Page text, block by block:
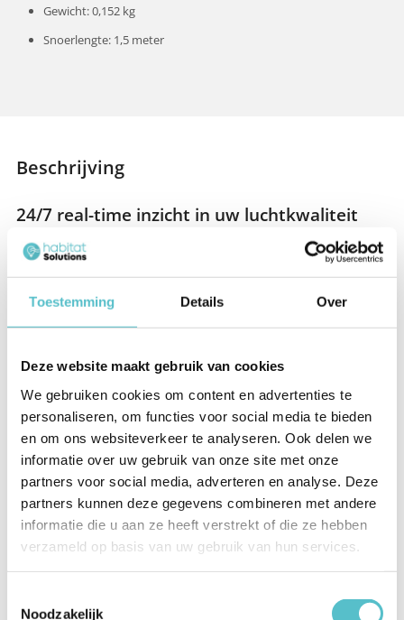
Toestemming Details Over
Deze website maakt gebruik van cookies
We gebruiken cookies om content en advertenties te
personaliseren, om functies voor social media te bieden
en om ons websiteverkeer te analyseren. Ook delen we
informatie over uw gebruik van onze site met onze
partners voor social media, adverteren en analyse. Deze
partners kunnen deze gegevens combineren met andere
informatie die u aan ze heeft verstrekt of die ze hebben
verzameld op basis van uw gebruik van hun services.
Noodzakelijk
Gewicht: 0,152 kg
Snoerlengte: 1,5 meter
Beschrijving
24/7 real-time inzicht in uw luchtkwaliteit
met de Aeros app
inzicht in de luchtkwaliteit. Via een eenvoudige QR-koppeling leest u
direct alle meetgegevens van de Aeros Pro fijnstofmeter uit. Ontvang
Vergelijk eenvoudig verschillende ruimtes, voorspel onderhoud en
onderbouw investeringsbeslissingen met objectieve data. Zo
optimaliseert u niet alleen het binnenklimaat, maar ook uw
bedrijfsvoering.
Professionele fijnstofmeter voor
nauwkeurige luchtkwaliteitsmetingen
De Aeros Pro fijnstofmeter is een geavanceerde luchtkwaliteitmeter